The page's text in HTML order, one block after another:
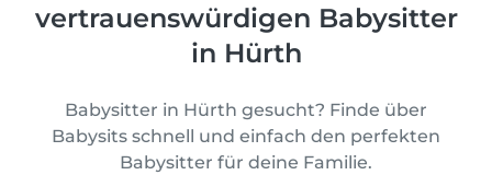
vertrauenswürdigen Babysitter
in Hürth
Babysitter in Hürth gesucht? Finde über
Babysits schnell und einfach den perfekten
Babysitter für deine Familie.